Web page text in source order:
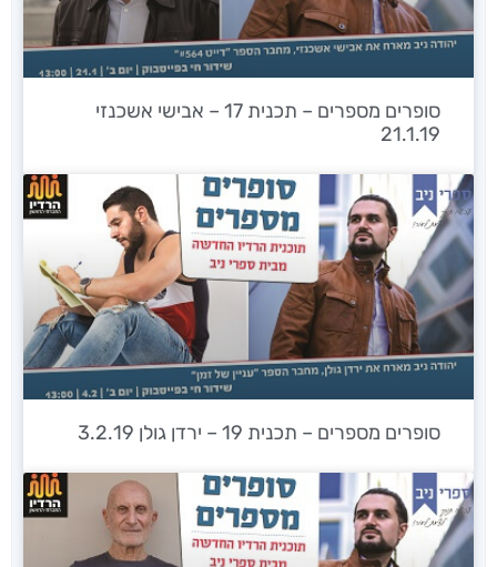
סופרים מספרים – תכנית 17 – אבישי אשכנזי
21.1.19
סופרים מספרים – תכנית 19 – ירדן גולן 3.2.19